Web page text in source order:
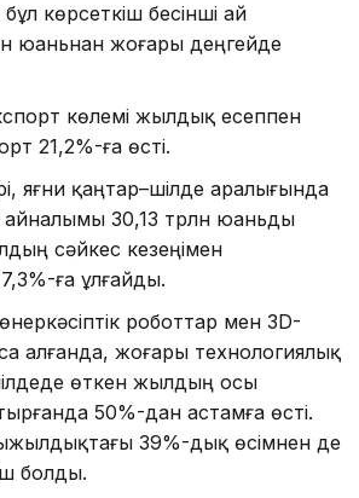
көрсеткіш бесінші ай
юаньнан жоғары деңгейде
көлемі жылдық есеппен
21,2%-ға өсті.
яғни қаңтар–шілде аралығында
30,13 трлн юаньды
сәйкес кезеңімен
ға ұлғайды.
роботтар мен 3D-
алғанда, жоғары технологиялық
өткен жылдың осы
50%-дан астамға өсті.
39%-дық өсімнен де
болды.